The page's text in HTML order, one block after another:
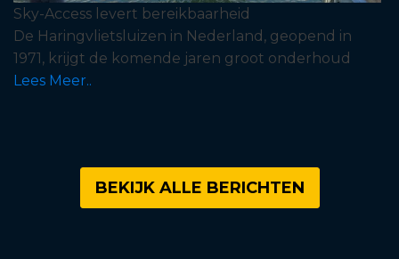
Sky-Access levert bereikbaarheid
De Haringvlietsluizen in Nederland, geopend in
1971, krijgt de komende jaren groot onderhoud
Lees Meer..
BEKIJK ALLE BERICHTEN